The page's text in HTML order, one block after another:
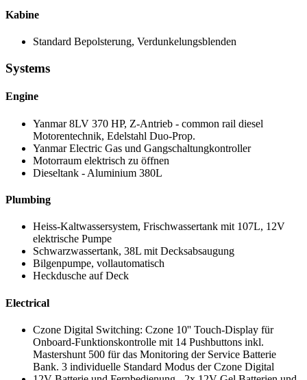
Kabine
Standard Bepolsterung, Verdunkelungsblenden
Systems
Engine
Yanmar 8LV 370 HP, Z-Antrieb - common rail diesel
Motorentechnik, Edelstahl Duo-Prop.
Yanmar Electric Gas und Gangschaltungkontroller
Motorraum elektrisch zu öffnen
Dieseltank - Aluminium 380L
Plumbing
Heiss-Kaltwassersystem, Frischwassertank mit 107L, 12V
elektrische Pumpe
Schwarzwassertank, 38L mit Decksabsaugung
Bilgenpumpe, vollautomatisch
Heckdusche auf Deck
Electrical
Czone Digital Switching: Czone 10'' Touch-Display für
Onboard-Funktionskontrolle mit 14 Pushbuttons inkl.
Mastershunt 500 für das Monitoring der Service Batterie
Bank. 3 individuelle Standard Modus der Czone Digital